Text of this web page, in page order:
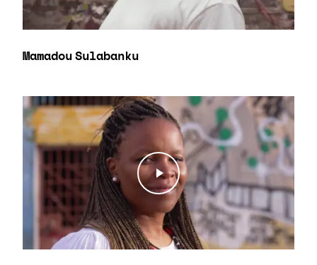
Mamadou Sulabanku
Play Video
Play Video